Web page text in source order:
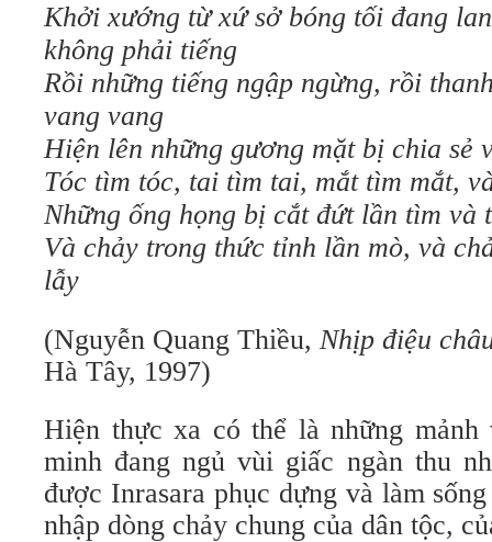
Khởi xướng từ xứ sở bóng tối đang
không phải tiếng
Rồi những tiếng ngập ngừng, rồi
vang vang
Hiện lên những gương mặt bị chia sẻ
Tóc tìm tóc, tai tìm tai, mắt tìm mắt,
Những ống họng bị cắt đứt lần tìm và
Và chảy trong thức tỉnh lần mò, và
lẫy
(Nguyễn Quang Thiều, Nhịp điệu
Hà Tây, 1997)
Hiện thực xa có thể là những mảnh
minh đang ngủ vùi giấc ngàn thu
được Inrasara phục dựng và làm
nhập dòng chảy chung của dân tộc,